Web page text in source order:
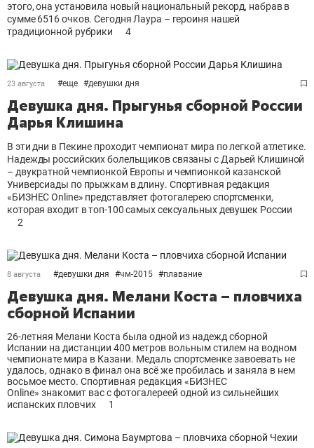
этого, она установила новый национальный рекорд, набрав в
сумме 6516 очков. Сегодня Лаура – героиня нашей
традиционной рубрики
4
23 августа #еще #девушки дня
Девушка дня. Прыгунья сборной России
Дарья Клишина
В эти дни в Пекине проходит чемпионат мира по легкой атлетике.
Надежды российских болельщиков связаны с Дарьей Клишиной
– двукратной чемпионкой Европы и чемпионкой казанской
Универсиады по прыжкам в длину. Спортивная редакция
«БИЗНЕС Online» представляет фотогалерею спортсменки,
которая входит в топ-100 самых сексуальных девушек России
2
8 августа #девушки дня #чм-2015 #плавание
Девушка дня. Мелани Коста – пловчиха
сборной Испании
26-летняя Мелани Коста была одной из надежд сборной
Испании на дистанции 400 метров вольным стилем на водном
чемпионате мира в Казани. Медаль спортсменке завоевать не
удалось, однако в финал она всё же пробилась и заняла в нем
восьмое место. Спортивная редакция «БИЗНЕС
Online» знакомит вас с фотогалереей одной из сильнейших
испанских пловчих
1